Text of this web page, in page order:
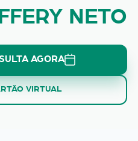
NETO
AGORA
VIRTUAL